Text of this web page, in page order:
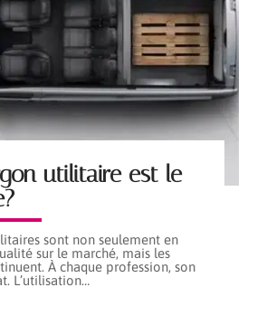
utilitaire est le
sont non seulement en
sur le marché, mais les
À chaque profession, son
L’utilisation…